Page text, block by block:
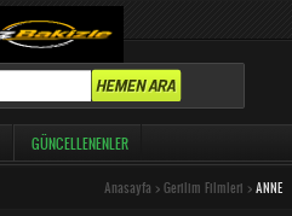
GÜNCELLENENLER
Anasayfa > Gerilim Filmleri > ANNE